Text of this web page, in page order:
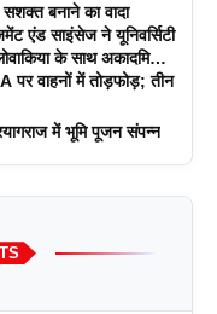
सशक्त बनाने का वादा
एंड साइंसेज ने यूनिवर्सिटी
के साथ अकादमिक
कार्यशाला का
पर वाहनों में तोड़फोड़; तीन
में भूमि पूजन संपन्न